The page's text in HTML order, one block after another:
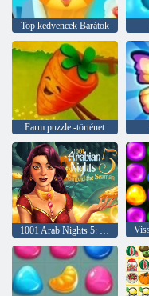
Top kedvencek Barátok
Farm puzzle -történet
1001 Arab Nights 5: Sinbad a tengerész